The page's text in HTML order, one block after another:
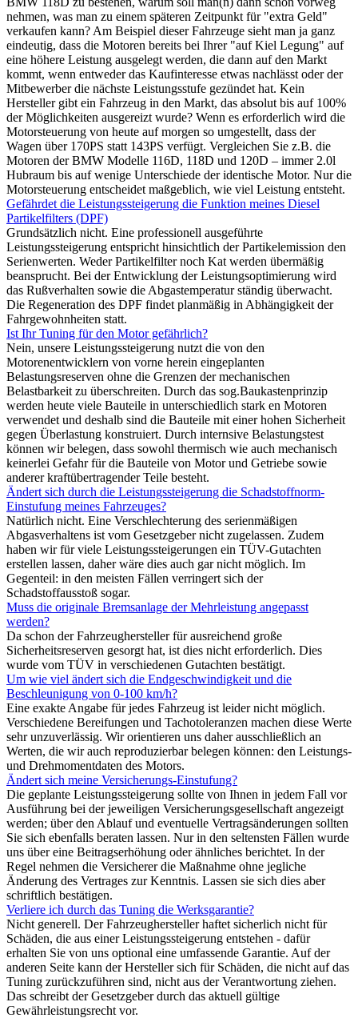
nehmen, was man zu einem späteren Zeitpunkt für "extra Geld"
verkaufen kann? Am Beispiel dieser Fahrzeuge sieht man ja ganz
eindeutig, dass die Motoren bereits bei Ihrer "auf Kiel Legung" auf
eine höhere Leistung ausgelegt werden, die dann auf den Markt
kommt, wenn entweder das Kaufinteresse etwas nachlässt oder der
Mitbewerber die nächste Leistungsstufe gezündet hat. Kein
Hersteller gibt ein Fahrzeug in den Markt, das absolut bis auf 100%
der Möglichkeiten ausgereizt wurde? Wenn es erforderlich wird die
Motorsteuerung von heute auf morgen so umgestellt, dass der
Wagen über 170PS statt 143PS verfügt. Vergleichen Sie z.B. die
Motoren der BMW Modelle 116D, 118D und 120D – immer 2.0l
Hubraum bis auf wenige Unterschiede der identische Motor. Nur die
Motorsteuerung entscheidet maßgeblich, wie viel Leistung entsteht.
Gefährdet die Leistungssteigerung die Funktion meines Diesel
Partikelfilters (DPF)
Grundsätzlich nicht. Eine professionell ausgeführte
Leistungssteigerung entspricht hinsichtlich der Partikelemission den
Serienwerten. Weder Partikelfilter noch Kat werden übermäßig
beansprucht. Bei der Entwicklung der Leistungsoptimierung wird
das Rußverhalten sowie die Abgastemperatur ständig überwacht.
Die Regeneration des DPF findet planmäßig in Abhängigkeit der
Fahrgewohnheiten statt.
Ist Ihr Tuning für den Motor gefährlich?
Nein, unsere Leistungssteigerung nutzt die von den
Motorenentwicklern von vorne herein eingeplanten
Belastungsreserven ohne die Grenzen der mechanischen
Belastbarkeit zu überschreiten. Durch das sog.Baukastenprinzip
werden heute viele Bauteile in unterschiedlich stark en Motoren
verwendet und deshalb sind die Bauteile mit einer hohen Sicherheit
gegen Überlastung konstruiert. Durch internsive Belastungstest
können wir belegen, dass sowohl thermisch wie auch mechanisch
keinerlei Gefahr für die Bauteile von Motor und Getriebe sowie
anderer kraftübertragender Teile besteht.
Ändert sich durch die Leistungssteigerung die Schadstoffnorm-
Einstufung meines Fahrzeuges?
Natürlich nicht. Eine Verschlechterung des serienmäßigen
Abgasverhaltens ist vom Gesetzgeber nicht zugelassen. Zudem
haben wir für viele Leistungssteigerungen ein TÜV-Gutachten
erstellen lassen, daher wäre dies auch gar nicht möglich. Im
Gegenteil: in den meisten Fällen verringert sich der
Schadstoffausstoß sogar.
Muss die originale Bremsanlage der Mehrleistung angepasst
werden?
Da schon der Fahrzeughersteller für ausreichend große
Sicherheitsreserven gesorgt hat, ist dies nicht erforderlich. Dies
wurde vom TÜV in verschiedenen Gutachten bestätigt.
Um wie viel ändert sich die Endgeschwindigkeit und die
Beschleunigung von 0-100 km/h?
Eine exakte Angabe für jedes Fahrzeug ist leider nicht möglich.
Verschiedene Bereifungen und Tachotoleranzen machen diese Werte
sehr unzuverlässig. Wir orientieren uns daher ausschließlich an
Werten, die wir auch reproduzierbar belegen können: den Leistungs-
und Drehmomentdaten des Motors.
Ändert sich meine Versicherungs-Einstufung?
Die geplante Leistungssteigerung sollte von Ihnen in jedem Fall vor
Ausführung bei der jeweiligen Versicherungsgesellschaft angezeigt
werden; über den Ablauf und eventuelle Vertragsänderungen sollten
Sie sich ebenfalls beraten lassen. Nur in den seltensten Fällen wurde
uns über eine Beitragserhöhung oder ähnliches berichtet. In der
Regel nehmen die Versicherer die Maßnahme ohne jegliche
Änderung des Vertrages zur Kenntnis. Lassen sie sich dies aber
schriftlich bestätigen.
Verliere ich durch das Tuning die Werksgarantie?
Nicht generell. Der Fahrzeughersteller haftet sicherlich nicht für
Schäden, die aus einer Leistungssteigerung entstehen - dafür
erhalten Sie von uns optional eine umfassende Garantie. Auf der
anderen Seite kann der Hersteller sich für Schäden, die nicht auf das
Tuning zurückzuführen sind, nicht aus der Verantwortung ziehen.
Das schreibt der Gesetzgeber durch das aktuell gültige
Gewährleistungsrecht vor.